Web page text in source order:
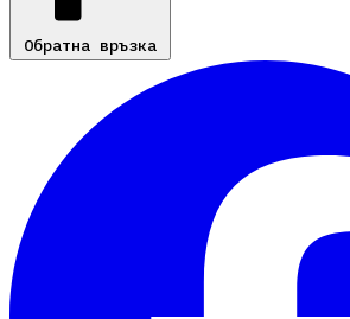
Обратна връзка
Обратна връзка